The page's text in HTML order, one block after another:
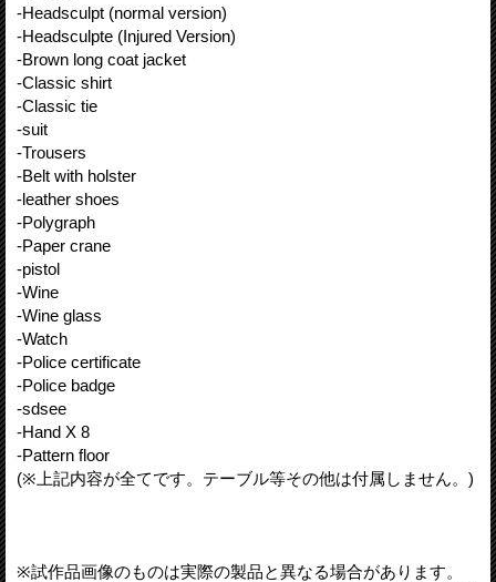
-Headsculpt (normal version)
-Headsculpte (Injured Version)
-Brown long coat jacket
-Classic shirt
-Classic tie
-suit
-Trousers
-Belt with holster
-leather shoes
-Polygraph
-Paper crane
-pistol
-Wine
-Wine glass
-Watch
-Police certificate
-Police badge
-sdsee
-Hand X 8
-Pattern floor
(※上記内容が全てです。テーブル等その他は付属しません。)
※試作品画像のものは実際の製品と異なる場合があります。